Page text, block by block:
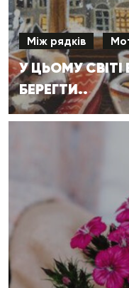
Між рядків
У ЦЬОМУ
БЕРЕГТИ..